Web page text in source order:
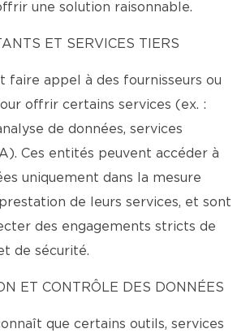
une solution raisonnable.
ET SERVICES TIERS
faire appel à des fournisseurs ou
offrir certains services (ex. :
de données, services
Ces entités peuvent accéder à
uniquement dans la mesure
de leurs services, et sont
des engagements stricts de
de sécurité.
ET CONTRÔLE DES DONNÉES
que certains outils, services